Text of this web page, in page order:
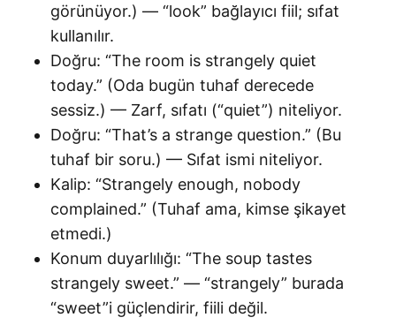
görünüyor.) — “look” bağlayıcı fiil; sıfat
kullanılır.
Doğru: “The room is strangely quiet
today.” (Oda bugün tuhaf derecede
sessiz.) — Zarf, sıfatı (“quiet”) niteliyor.
Doğru: “That’s a strange question.” (Bu
tuhaf bir soru.) — Sıfat ismi niteliyor.
Kalip: “Strangely enough, nobody
complained.” (Tuhaf ama, kimse şikayet
etmedi.)
Konum duyarlılığı: “The soup tastes
strangely sweet.” — “strangely” burada
“sweet”i güçlendirir, fiili değil.